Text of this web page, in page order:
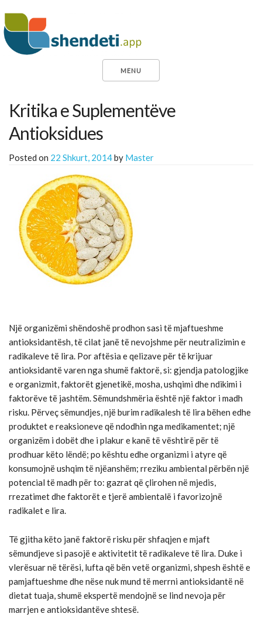
MENU
Kritika e Suplementëve
Antioksidues
Posted on 22 Shkurt, 2014by Master
Një organizëmi shëndoshë prodhon sasi të mjaftueshme
antioksidantësh, të cilat janë të nevojshme për neutralizimin e
radikaleve të lira. Por aftësia e qelizave për të krijuar
antioksidantë varen nga shumë faktorë, si: gjendja patologjike
e organizmit, faktorët gjenetikë, mosha, ushqimi dhe ndikimi i
faktorëve të jashtëm. Sëmundshmëria është një faktor i madh
risku. Përveç sëmundjes, një burim radikalesh të lira bëhen edhe
produktet e reaksioneve që ndodhin nga medikamentet; një
organizëm i dobët dhe i plakur e kanë të vështirë për të
prodhuar këto lëndë; po kështu edhe organizmi i atyre që
konsumojnë ushqim të njëanshëm; rreziku ambiental përbën një
potencial të madh për to: gazrat që çlirohen në mjedis,
rrezatimet dhe faktorët e tjerë ambientalë i favorizojnë
radikalet e lira.
Të gjitha këto janë faktorë risku për shfaqjen e mjaft
sëmundjeve si pasojë e aktivitetit të radikaleve të lira. Duke i
vlerësuar në tërësi, lufta që bën vetë organizmi, shpesh është e
pamjaftueshme dhe nëse nuk mund të merrni antioksidantë në
dietat tuaja, shumë ekspertë mendojnë se lind nevoja për
marrjen e antioksidantëve shtesë.